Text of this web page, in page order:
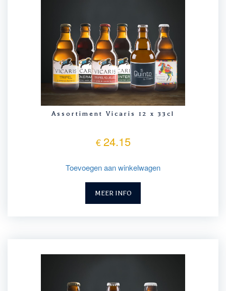
Assortiment Vicaris 12 x 33cl
€ 24.15
Toevoegen aan winkelwagen
MEER INFO